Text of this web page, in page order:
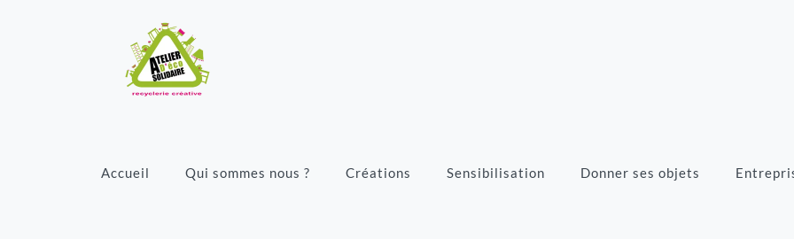
Accueil Qui sommes nous ? Créations Sensibilisation Donner ses objets